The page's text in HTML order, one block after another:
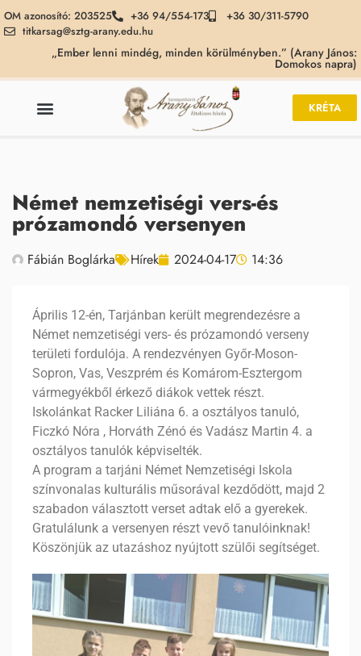
OM azonosító: 203525 +36 94/554-173
+36 30/311-5790
titkarsag@sztg-arany.edu.hu
„Ember lenni mindég, minden körülményben.” (Arany János:
Domokos napra)
KRÉTA
Német nemzetiségi vers-és
prózamondó versenyen
Fábián Boglárka Hírek 2024-04-17 14:36
Április 12-én, Tarjánban került megrendezésre a
Német nemzetiségi vers- és prózamondó verseny
területi fordulója. A rendezvényen Győr-Moson-
Sopron, Vas, Veszprém és Komárom-Esztergom
vármegyékből érkező diákok vettek részt.
Iskolánkat Racker Liliána 6. a osztályos tanuló,
Ficzkó Nóra , Horváth Zénó és Vadász Martin 4. a
osztályos tanulók képviselték.
A program a tarjáni Német Nemzetiségi Iskola
színvonalas kulturális műsorával kezdődött, majd 2
szabadon választott verset adtak elő a gyerekek.
Gratulálunk a versenyen részt vevő tanulóinknak!
Köszönjük az utazáshoz nyújtott szülői segítséget.